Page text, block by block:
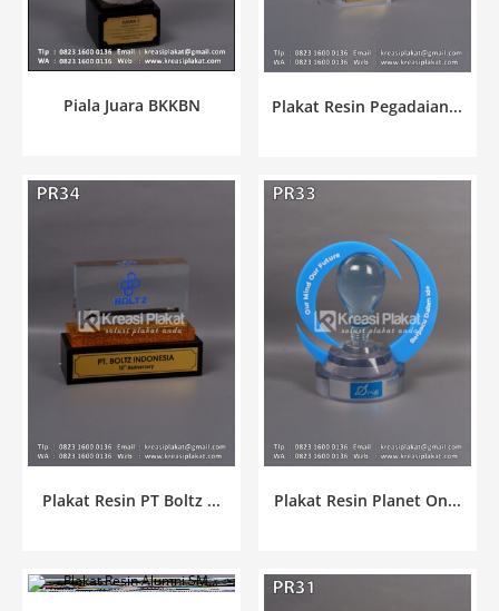
Piala Juara BKKBN Plakat Resin Pegadaian...
Plakat Resin PT Boltz ... Plakat Resin Planet On...